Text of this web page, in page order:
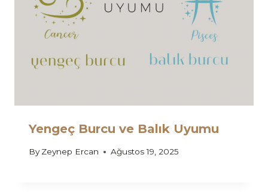
Yengeç Burcu ve Balık Uyumu
By Zeynep Ercan Ağustos 19, 2025